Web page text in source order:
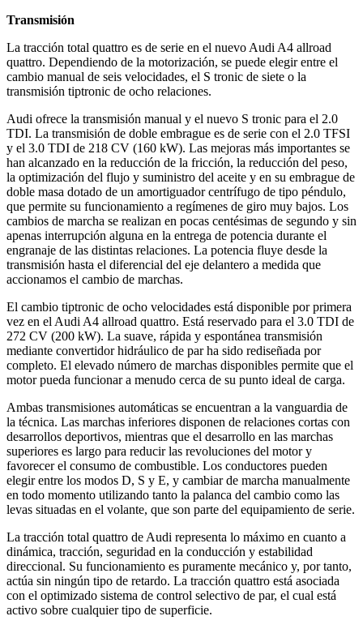
Transmisión
La tracción total quattro es de serie en el nuevo Audi A4 allroad
quattro. Dependiendo de la motorización, se puede elegir entre el
cambio manual de seis velocidades, el S tronic de siete o la
transmisión tiptronic de ocho relaciones.
Audi ofrece la transmisión manual y el nuevo S tronic para el 2.0
TDI. La transmisión de doble embrague es de serie con el 2.0 TFSI
y el 3.0 TDI de 218 CV (160 kW). Las mejoras más importantes se
han alcanzado en la reducción de la fricción, la reducción del peso,
la optimización del flujo y suministro del aceite y en su embrague de
doble masa dotado de un amortiguador centrífugo de tipo péndulo,
que permite su funcionamiento a regímenes de giro muy bajos. Los
cambios de marcha se realizan en pocas centésimas de segundo y sin
apenas interrupción alguna en la entrega de potencia durante el
engranaje de las distintas relaciones. La potencia fluye desde la
transmisión hasta el diferencial del eje delantero a medida que
accionamos el cambio de marchas.
El cambio tiptronic de ocho velocidades está disponible por primera
vez en el Audi A4 allroad quattro. Está reservado para el 3.0 TDI de
272 CV (200 kW). La suave, rápida y espontánea transmisión
mediante convertidor hidráulico de par ha sido rediseñada por
completo. El elevado número de marchas disponibles permite que el
motor pueda funcionar a menudo cerca de su punto ideal de carga.
Ambas transmisiones automáticas se encuentran a la vanguardia de
la técnica. Las marchas inferiores disponen de relaciones cortas con
desarrollos deportivos, mientras que el desarrollo en las marchas
superiores es largo para reducir las revoluciones del motor y
favorecer el consumo de combustible. Los conductores pueden
elegir entre los modos D, S y E, y cambiar de marcha manualmente
en todo momento utilizando tanto la palanca del cambio como las
levas situadas en el volante, que son parte del equipamiento de serie.
La tracción total quattro de Audi representa lo máximo en cuanto a
dinámica, tracción, seguridad en la conducción y estabilidad
direccional. Su funcionamiento es puramente mecánico y, por tanto,
actúa sin ningún tipo de retardo. La tracción quattro está asociada
con el optimizado sistema de control selectivo de par, el cual está
activo sobre cualquier tipo de superficie.